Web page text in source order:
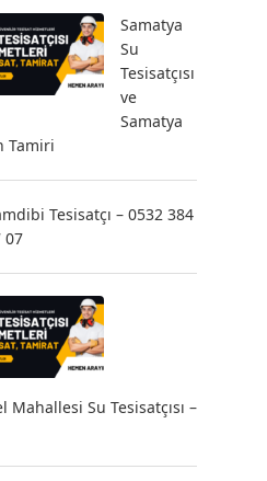
Samatya
Su
Tesisatçısı
ve
Samatya
Tamiri
Tesisatçı – 0532 384
07
Mahallesi Su Tesisatçısı –